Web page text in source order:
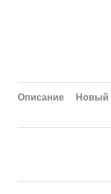
Описание Новый